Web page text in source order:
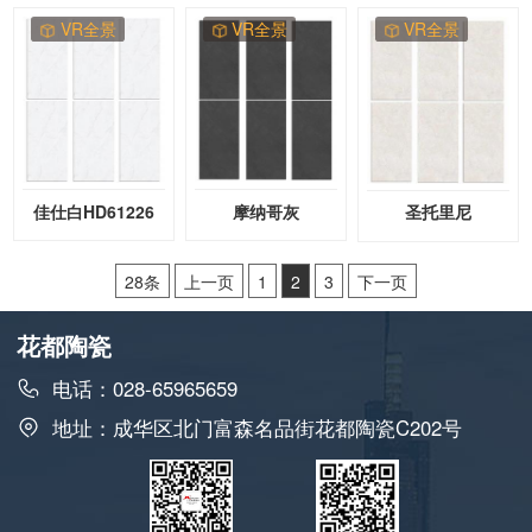
VR全景
佳仕白HD61226
VR全景
摩纳哥灰
VR全景
圣托里尼
28条
上一页 1 2 3 下一页
花都陶瓷
电话：028-65965659
地址：成华区北门富森名品街花都陶瓷C202号